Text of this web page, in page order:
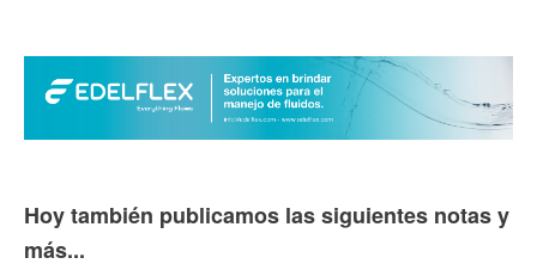
Hoy también publicamos las siguientes notas y
más...